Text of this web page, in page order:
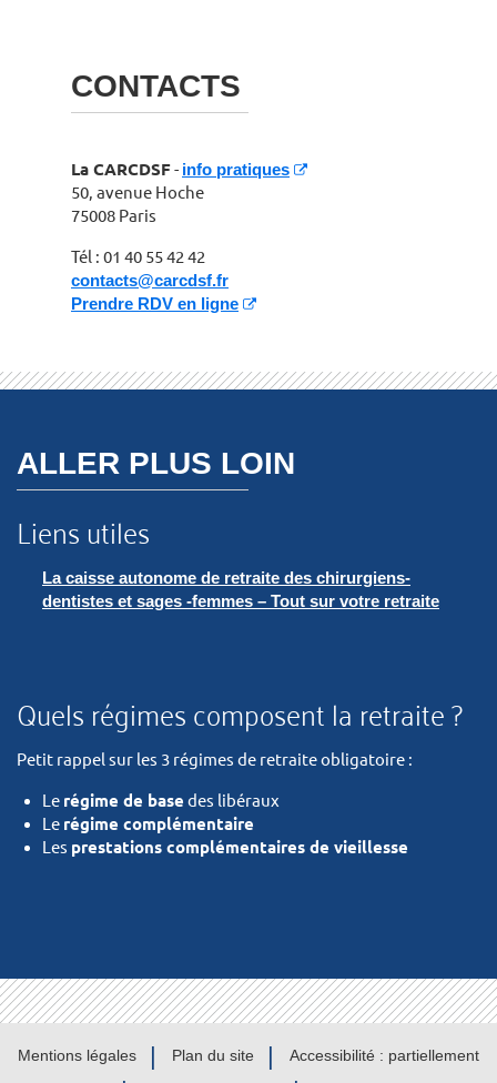
CONTACTS
La CARCDSF- info pratiques
50, avenue Hoche
75008 Paris
Tél : 01 40 55 42 42
contacts@carcdsf.fr
Prendre RDV en ligne
ALLER PLUS LOIN
Liens utiles
La caisse autonome de retraite des chirurgiens-
dentistes et sages -femmes – Tout sur votre retraite
Quels régimes composent la retraite ?
Petit rappel sur les 3 régimes de retraite obligatoire :
Le régime de base des libéraux
Le régime complémentaire
Les prestations complémentaires de vieillesse
Mentions légales Plan du site
Accessibilité : partiellement